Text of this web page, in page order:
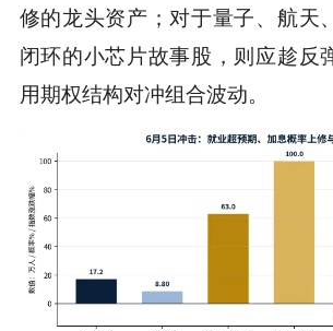
修的龙头资产；对于量子、航天
闭环的小芯片故事股，则应趁反
用期权结构对冲组合波动。